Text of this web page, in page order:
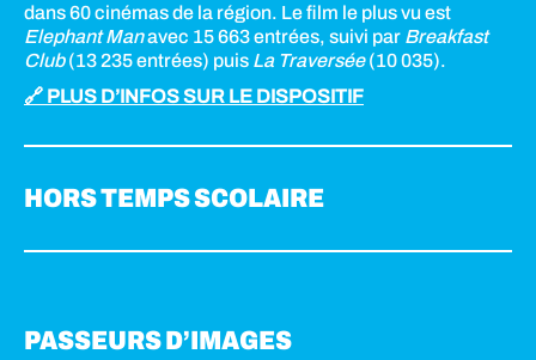
dans 60 cinémas de la région. Le film le plus vu est
Elephant Manavec 15 663 entrées, suivi par Breakfast
Club(13 235 entrées) puis La Traversée(10 035).
🔗 PLUS D’INFOS SUR LE DISPOSITIF
HORS TEMPS SCOLAIRE
PASSEURS D’IMAGES